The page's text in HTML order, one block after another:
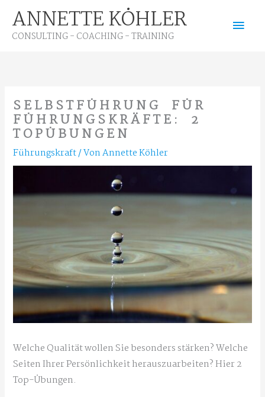
Inhalt
springen
ANNETTE KÖHLER
CONSULTING - COACHING - TRAINING
SELBSTFÜHRUNG FÜR
FÜHRUNGSKRÄFTE: 2
TOPÜBUNGEN
Führungskraft/ VonAnnette Köhler
Welche Qualität wollen Sie besonders stärken? Welche
Seiten Ihrer Persönlichkeit herauszuarbeiten? Hier 2
Top-Übungen.